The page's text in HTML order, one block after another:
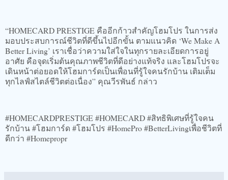
“HOMECARD PRESTIGE คืออีกก้าวสำคัญโฮมโปร ในการส่ง
มอบประสบการณ์ชีวิตที่ดีขึ้นไปอีกขั้น ตามแนวคิด ‘We Make A
Better Living’ เราเชื่อว่าความใส่ใจในทุกรายละเอียดการอยู่
อาศัย คือจุดเริ่มต้นคุณภาพชีวิตที่ดีอย่างแท้จริง และโฮมโปรจะ
เดินหน้าต่อยอดให้โฮมการ์ดเป็นเพื่อนที่รู้ใจคนรักบ้าน เติมเต็ม
ทุกไลฟ์สไตล์ชีวิตต่อเนื่อง” คุณวีรพันธ์ กล่าว
#HOMECARDPRESTIGE #HOMECARD #สิทธิพิเศษที่รู้ใจคน
รักบ้าน #โฮมการ์ด #โฮมโปร #HomePro #BetterLivingเพื่อชีวิตที่
ดีกว่า #Homepropr